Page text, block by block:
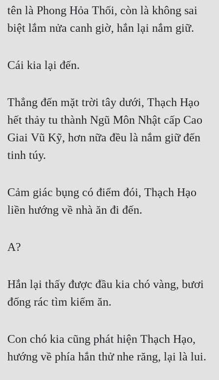
tên là Phong Hỏa Thối, còn là không sai
biệt lắm nửa canh giờ, hắn lại nắm giữ.
Cái kia lại đến.
Thẳng đến mặt trời tây dưới, Thạch Hạo
hết thảy tu thành Ngũ Môn Nhật cấp Cao
Giai Vũ Kỹ, hơn nữa đều là nắm giữ đến
tinh túy.
Cảm giác bụng có điểm đói, Thạch Hạo
liền hướng về nhà ăn đi đến.
A?
Hắn lại thấy được đầu kia chó vàng, bươi
đống rác tìm kiếm ăn.
Con chó kia cũng phát hiện Thạch Hạo,
hướng về phía hắn thử nhe răng, lại là lui.